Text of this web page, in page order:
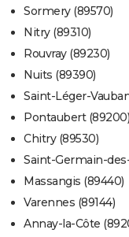
Sormery (89570)
Nitry (89310)
Rouvray (89230)
Nuits (89390)
Saint-Léger-
Pontaubert (89200)
Chitry (89530)
Saint-Germain-
Massangis (89440)
Varennes (89144)
Annay-la-Côte